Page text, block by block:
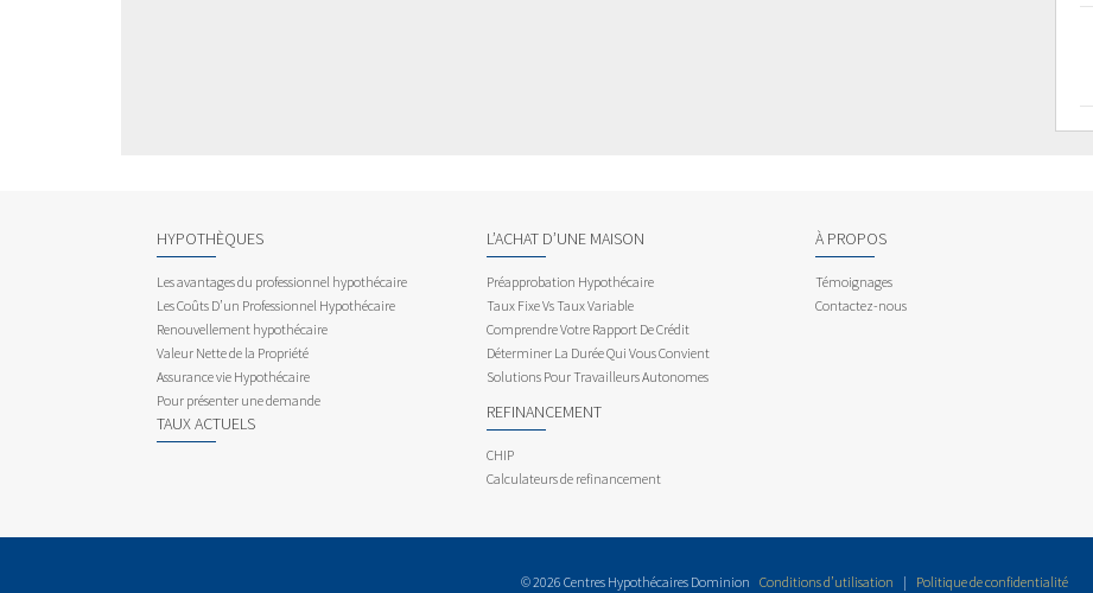
HYPOTHÈQUES
Les avantages du professionnel hypothécaire
Les Coûts D’un Professionnel Hypothécaire
Renouvellement hypothécaire
Valeur Nette de la Propriété
Assurance vie Hypothécaire
Pour présenter une demande
TAUX ACTUELS
L’ACHAT D’UNE MAISON
Préapprobation Hypothécaire
Taux Fixe Vs Taux Variable
Comprendre Votre Rapport De Crédit
Déterminer La Durée Qui Vous Convient
Solutions Pour Travailleurs Autonomes
REFINANCEMENT
CHIP
Calculateurs de refinancement
À PROPOS
Témoignages
Contactez-nous
© 2026 Centres Hypothécaires Dominion Conditions d’utilisation | Politique de confidentialité